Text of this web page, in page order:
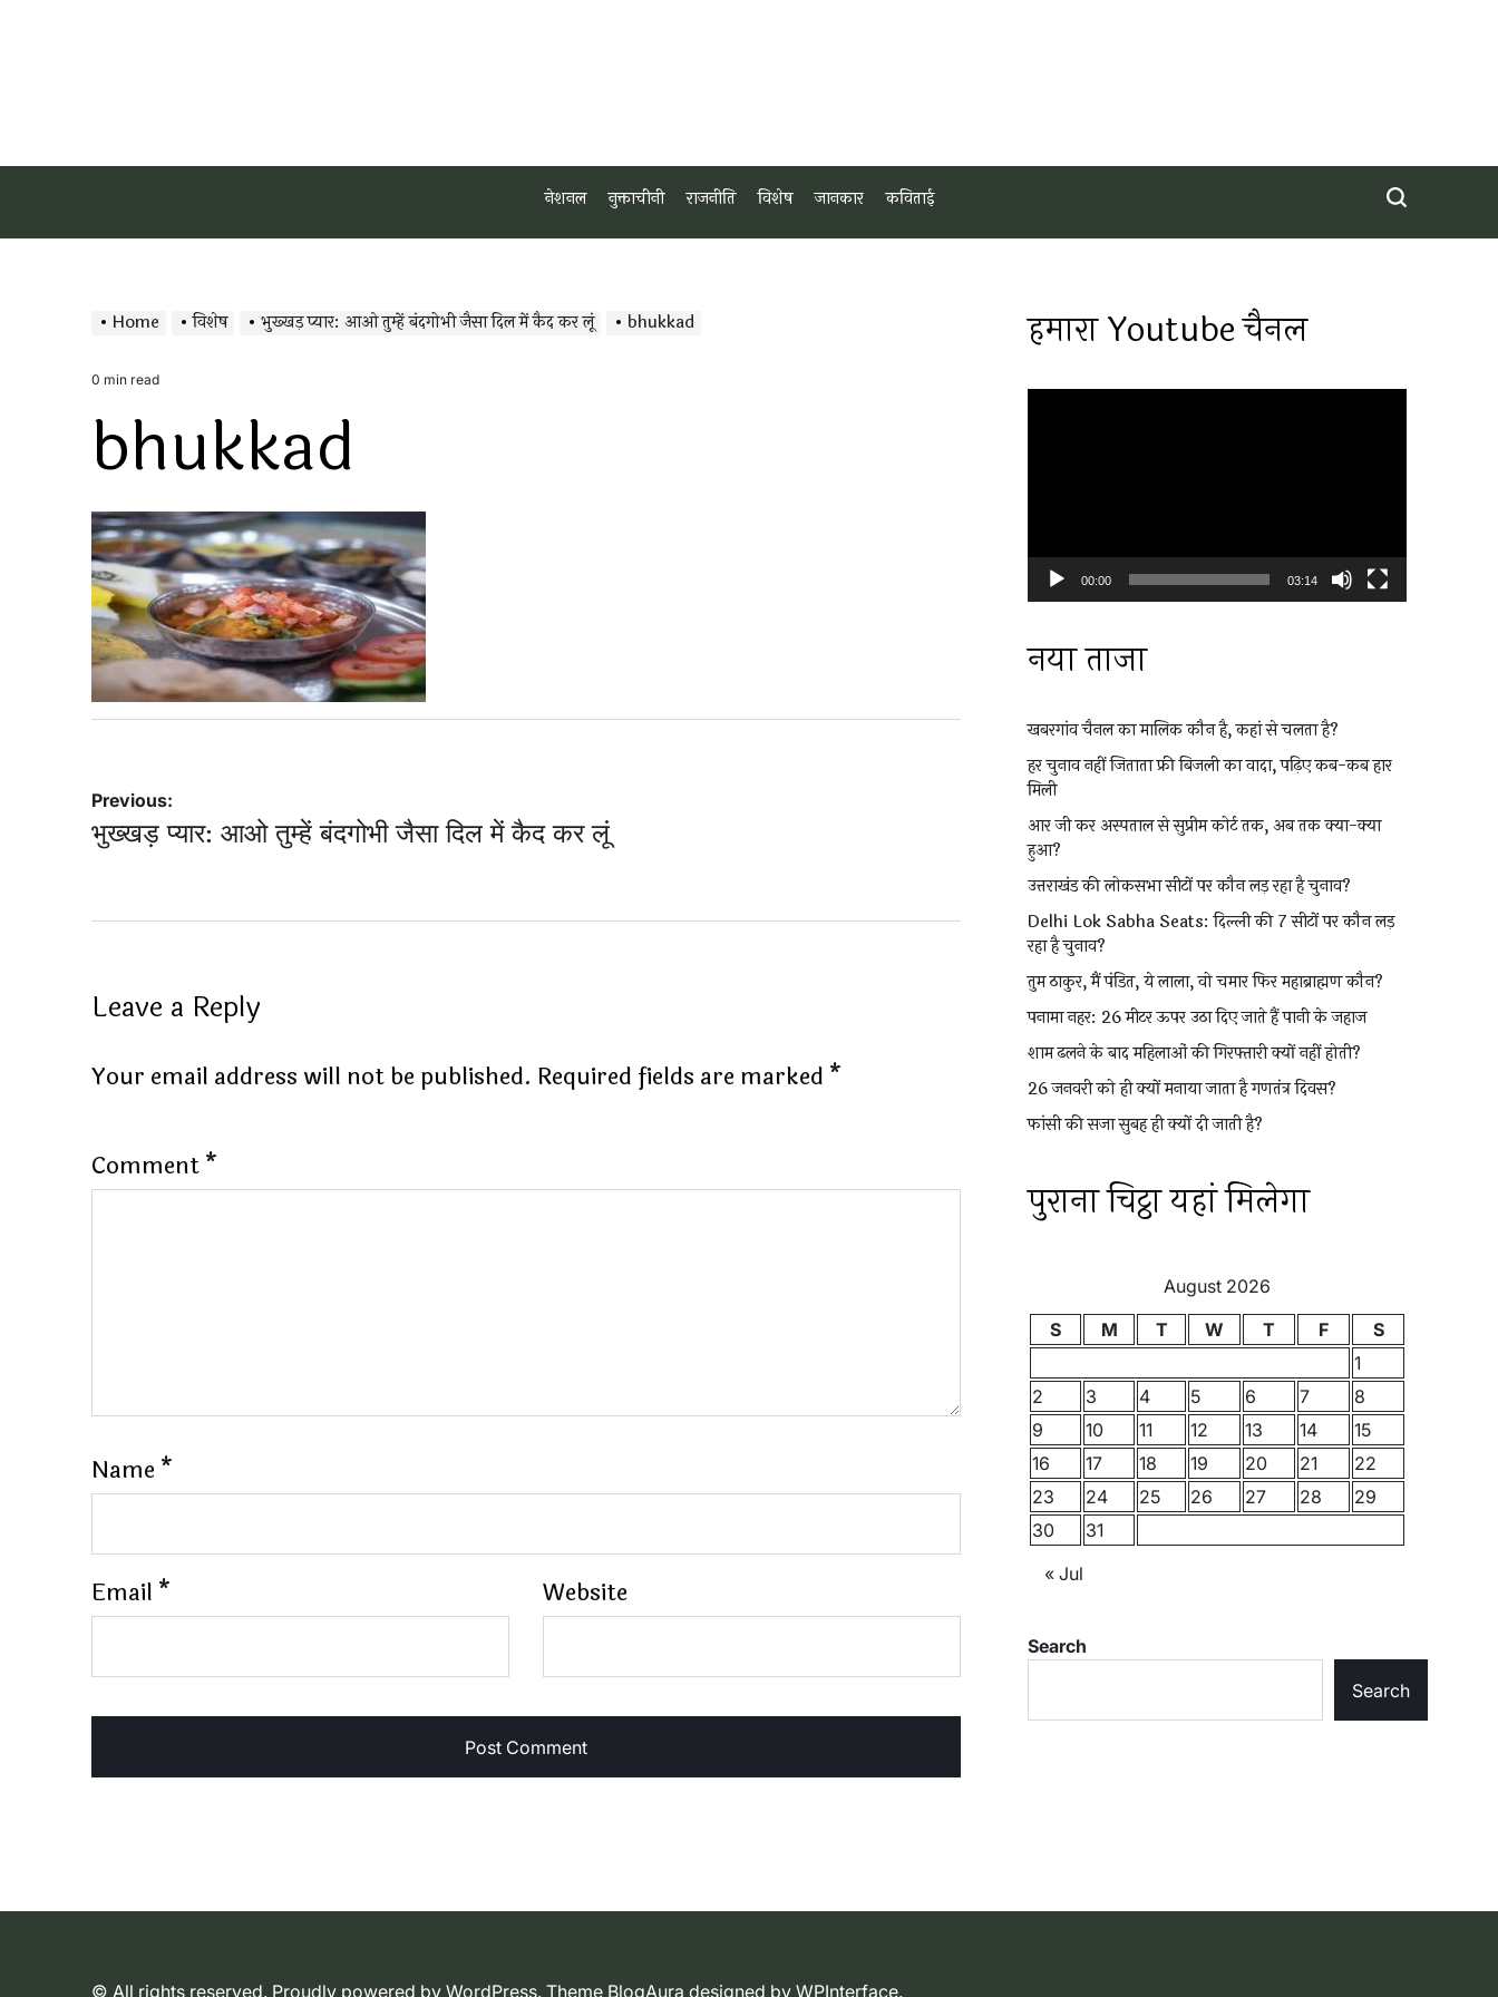
नेशनल नुक्ताचीनी राजनीति विशेष जानकार कविताई
Home विशेष भुख्खड़ प्यार: आओ तुम्हें बंदगोभी जैसा दिल में कैद कर लूं bhukkad
Estimated
time
0 min read
bhukkad
Post
navigation
Previous:
भुख्खड़ प्यार: आओ तुम्हें बंदगोभी जैसा दिल में कैद कर लूं
Leave a Reply
Your email address will not be published. Required fields are marked *
Comment*
Name *
Email * Website
हमारा Youtube चैनल
00:00 03:14
नया ताजा
खबरगांव चैनल का मालिक कौन है, कहां से चलता है?
हर चुनाव नहीं जिताता फ्री बिजली का वादा, पढ़िए कब-कब हार
मिली
आर जी कर अस्पताल से सुप्रीम कोर्ट तक, अब तक क्या-क्या
हुआ?
उत्तराखंड की लोकसभा सीटों पर कौन लड़ रहा है चुनाव?
Delhi Lok Sabha Seats: दिल्ली की 7 सीटों पर कौन लड़
रहा है चुनाव?
तुम ठाकुर, मैं पंडित, ये लाला, वो चमार फिर महाब्राह्मण कौन?
पनामा नहर: 26 मीटर ऊपर उठा दिए जाते हैं पानी के जहाज
शाम ढलने के बाद महिलाओं की गिरफ्तारी क्यों नहीं होती?
26 जनवरी को ही क्यों मनाया जाता है गणतंत्र दिवस?
फांसी की सजा सुबह ही क्यों दी जाती है?
पुराना चिट्ठा यहां मिलेगा
August 2026
S
M T W T F
S
1
2
3 4 5 6 7
8
9
10 11 12 13 14
15
16
17 18 19 20 21
22
23
24 25 26 27 28
29
30
31
« Jul
Search
Search
© All rights reserved. Proudly powered by WordPress. Theme BlogAura designed by WPInterface.